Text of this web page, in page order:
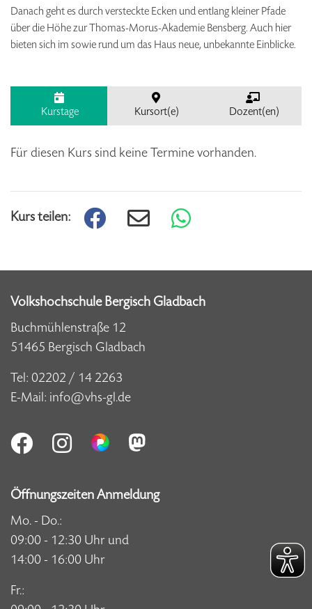
Danach geht es durch versteckte Ecken und entlang kleiner Pfade
über die Höhe zur Thomas-Morus-Akademie Bensberg. Auch hier
bieten sich im sowie rund um das Haus neue, unbekannte Einblicke.
Kurstage Kursort(e) Dozent(en)
Für diesen Kurs sind keine Termine vorhanden.
Kurs teilen:
Volkshochschule Bergisch Gladbach
Buchmühlenstraße 12
51465 Bergisch Gladbach
Tel: 02202 / 14 2263
E-Mail: info@vhs-gl.de
Öffnungszeiten Anmeldung
Mo. - Do.:
09:00 - 12:30 Uhr und
14:00 - 16:00 Uhr
Fr.: